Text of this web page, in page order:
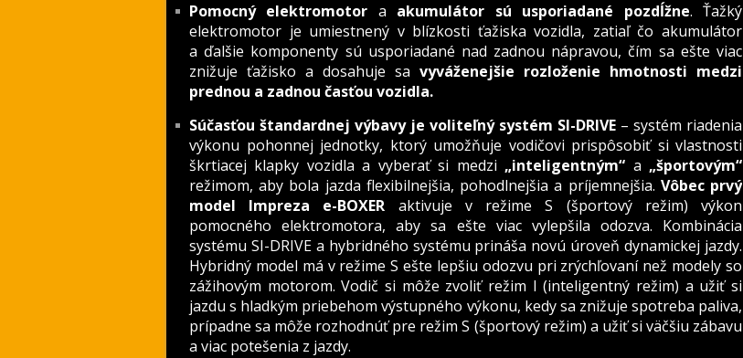
Pomocný elektromotor a akumulátor sú usporiadané pozdĺžne. Ťažký
elektromotor je umiestnený v blízkosti ťažiska vozidla, zatiaľ čo akumulátor
a ďalšie komponenty sú usporiadané nad zadnou nápravou, čím sa ešte viac
znižuje ťažisko a dosahuje sa vyváženejšie rozloženie hmotnosti medzi
prednou a zadnou časťou vozidla.
Súčasťou štandardnej výbavy je voliteľný systém SI-DRIVE – systém riadenia
výkonu pohonnej jednotky, ktorý umožňuje vodičovi prispôsobiť si vlastnosti
škrtiacej klapky vozidla a vyberať si medzi „inteligentným“ a „športovým“
režimom, aby bola jazda flexibilnejšia, pohodlnejšia a príjemnejšia. Vôbec prvý
model Impreza e-BOXER aktivuje v režime S (športový režim) výkon
pomocného elektromotora, aby sa ešte viac vylepšila odozva. Kombinácia
systému SI-DRIVE a hybridného systému prináša novú úroveň dynamickej jazdy.
Hybridný model má v režime S ešte lepšiu odozvu pri zrýchľovaní než modely so
zážihovým motorom. Vodič si môže zvoliť režim I (inteligentný režim) a užiť si
jazdu s hladkým priebehom výstupného výkonu, kedy sa znižuje spotreba paliva,
prípadne sa môže rozhodnúť pre režim S (športový režim) a užiť si väčšiu zábavu
a viac potešenia z jazdy.